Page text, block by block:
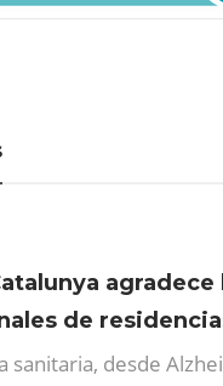
agradece
de
sanitaria, desde